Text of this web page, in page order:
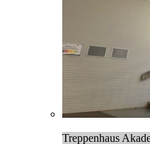
Treppenhaus